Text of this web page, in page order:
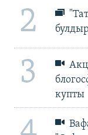
2
3
купты